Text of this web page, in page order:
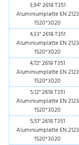
3,94" 2618 T351
Aluminiumplatte EN 2123
1520*3020
4,33" 2618 T351
Aluminiumplatte EN 2123
1520*3020
4,72" 2618 T351
Aluminiumplatte EN 2123
1520*3020
5,12" 2618 T351
Aluminiumplatte EN 2123
1520*3020
5,51" 2618 T351
Aluminiumplatte EN 2123
1520*3020